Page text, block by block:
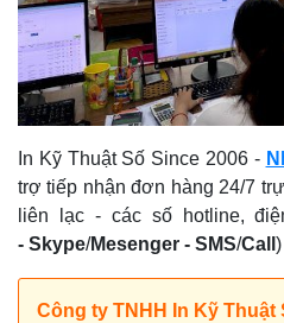
In Kỹ Thuật Số Since 2006-
trợ tiếp nhận đơn hàng 24/7
liên lạc - các số hotline,
- Skype/Mesenger - SMS/Call )
Công ty TNHH In Kỹ Thuật